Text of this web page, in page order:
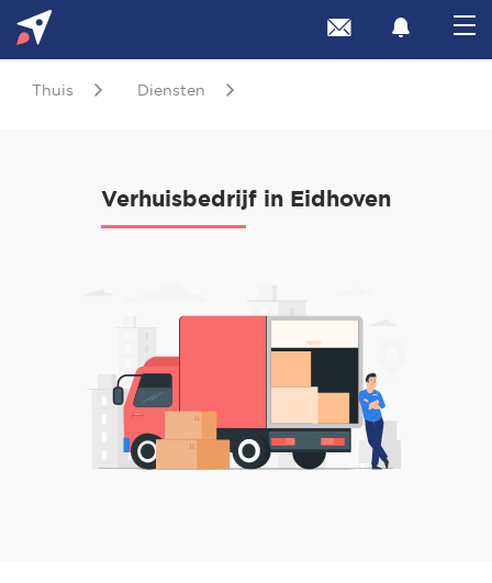
Thuis Diensten
Verhuisbedrijf in Eidhoven